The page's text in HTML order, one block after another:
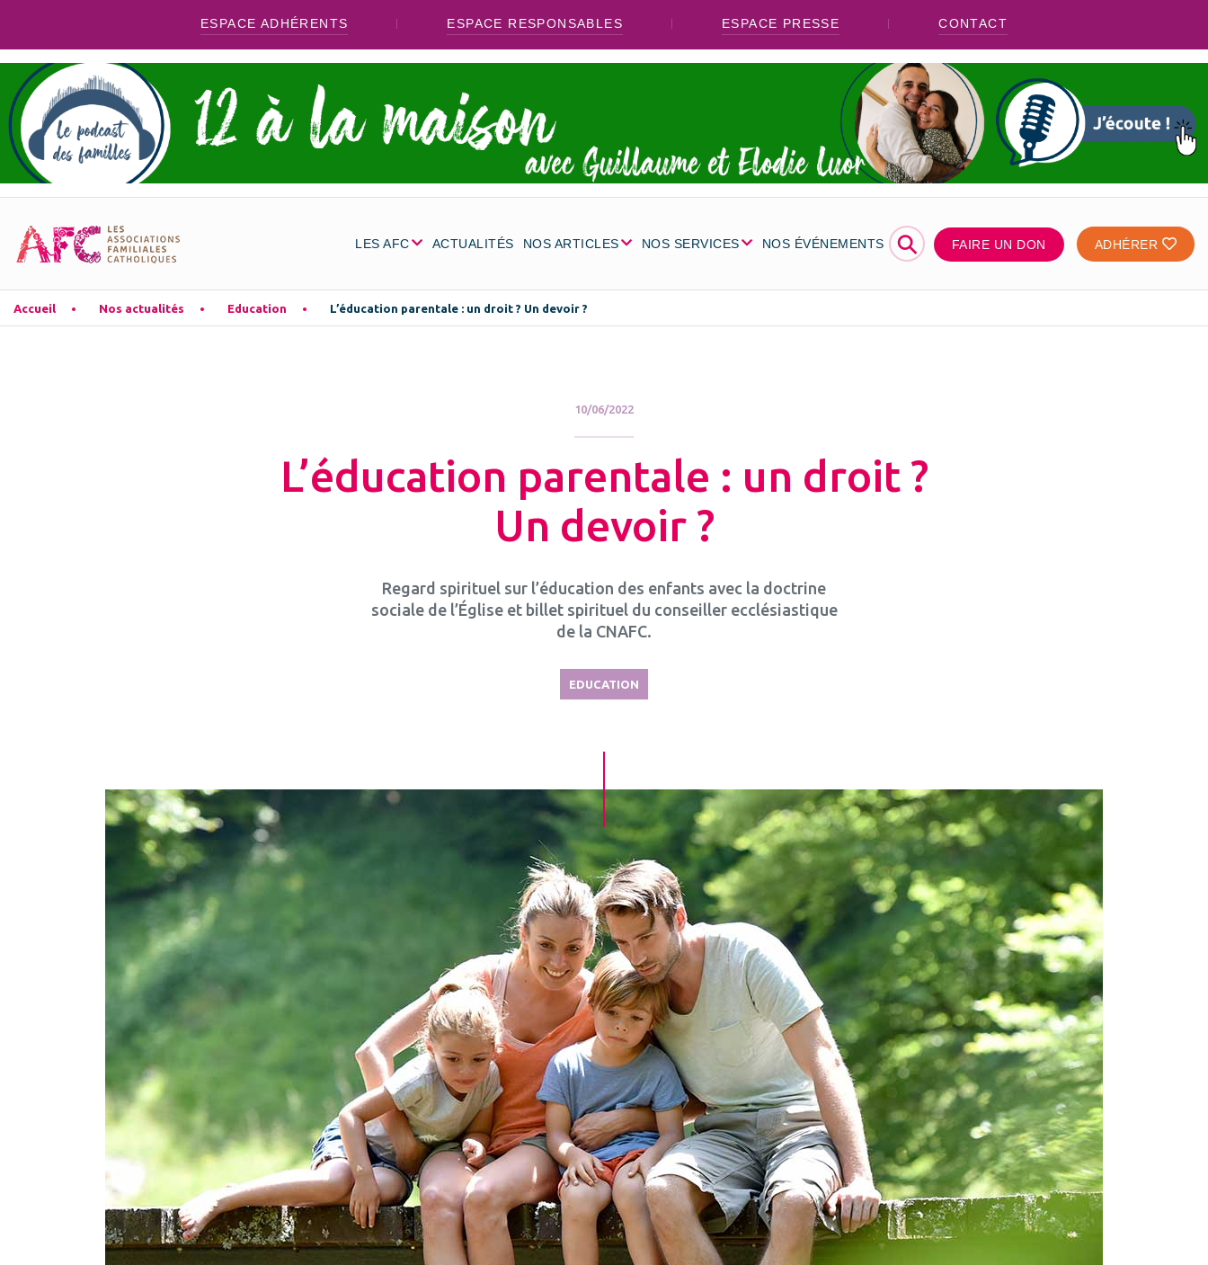
ESPACE ADHÉRENTS ESPACE RESPONSABLES ESPACE PRESSE CONTACT
LES AFC ACTUALITÉS NOS ARTICLES NOS SERVICES NOS ÉVÉNEMENTS ⚲ FAIRE UN DON ADHÉRER
Accueil Nos actualités Education L’éducation parentale : un droit ? Un devoir ?
10/06/2022
L’éducation parentale : un droit ?
Un devoir ?
Regard spirituel sur l’éducation des enfants avec la doctrine
sociale de l’Église et billet spirituel du conseiller ecclésiastique
de la CNAFC.
EDUCATION